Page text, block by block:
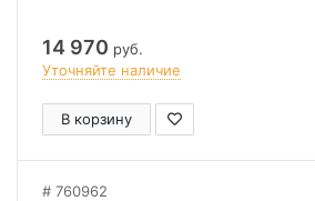
14 970 руб.
Уточняйте наличие
В корзину
760962